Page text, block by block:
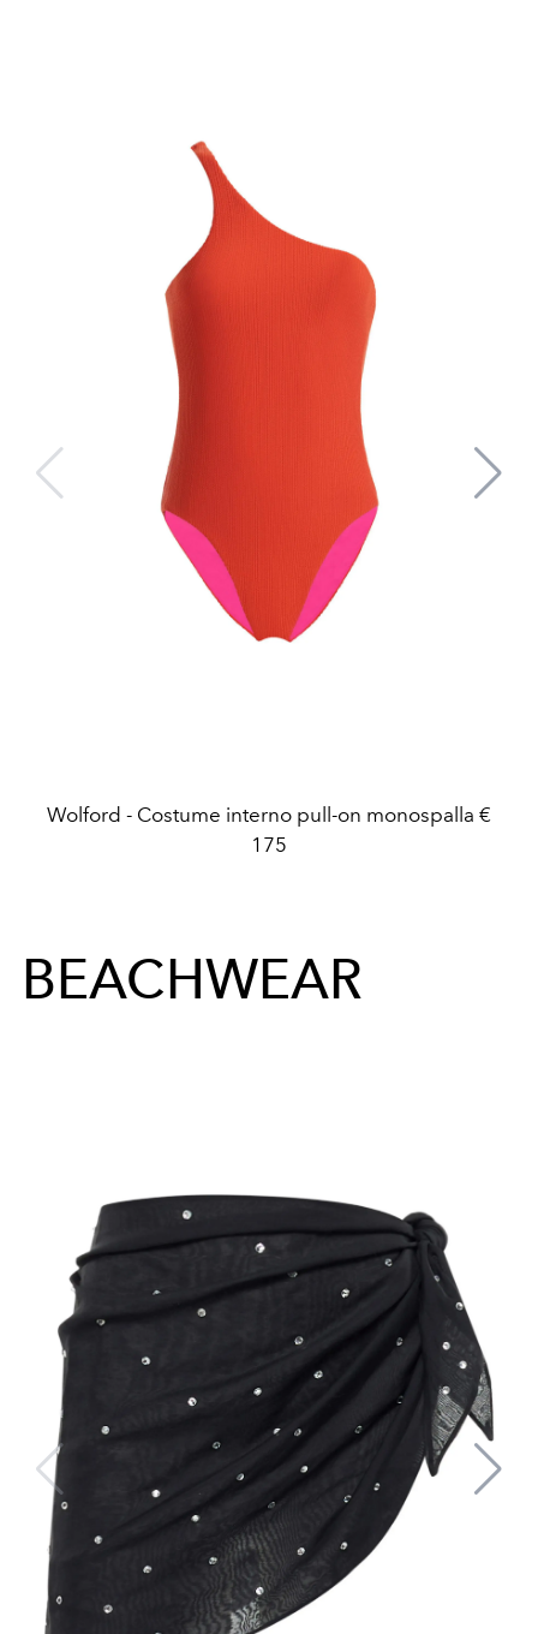
Wolford - Costume interno pull-on monospalla €
175
BEACHWEAR